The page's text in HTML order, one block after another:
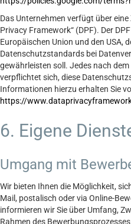
Das Unternehmen verfügt über
Privacy Framework“ (DPF). Der
Europäischen Union und den USA,
Datenschutzstandards bei
gewährleisten soll. Jedes nach
verpflichtet sich, diese
Informationen hierzu erhalten Sie
https://
6. Eigene
Umgang mit
Wir bieten Ihnen die Möglichkeit,
Mail, postalisch oder via Online-
informieren wir Sie über Umfang,
Rahmen des